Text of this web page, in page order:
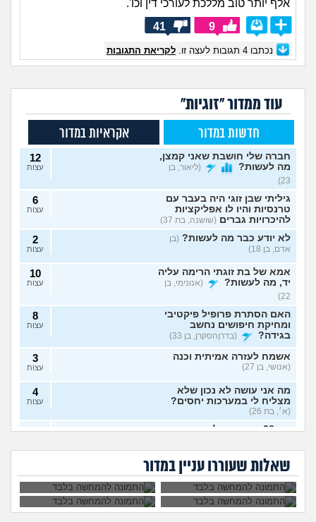
אלף יותר טוב מללכת לעורכי דין וכו'.
9
41
נכתבו 4 תגובות לעצה זו. לקריאת התגובות
עוד ממדור "זוגיות"
חדשות במדור אקראיות במדור
חברה שלי חושבת שאני קמצן,
מה לעשות?
(ליאור, בן
23)
12
עצות
גיליתי שבן זוגי היה בעבר עם
טרנסיות והיו לו אפליקציות
להיכרויות גברים (שושנה, בת 37)
6
עצות
לא יודע כבר מה לעשות? (בן
אדם, בן 18)
2
עצות
אמא של בת זוגתי הרימה עליה
יד, מה לעשות?
(אנונימי, בן
22)
10
עצות
האם הסתרת פרופיל פיקטיבי
ומחיקת חיפושים נחשב
בגידה?
(בדרןהסקרן, בן 33)
8
עצות
אשמח לעזרה אמיתית וכנה
(אנושי, בן 27)
3
עצות
מה אני עושה לא נכון שלא
מצליח לי במערכות יחסים?
(א׳, בת 26)
4
עצות
בת 28 ואף פעם לא הייתי
בדייט ראשון?
(רווקה, בת 28)
6
אקסית מתנהגת מוזר?
(אנונימי,
בן 33)
3
עצות
בחיים לא הייתי בזוגיות ואני לא
יודע איך. איך נכנסים לזוגיות
7
שאלות שעוררו עניין במדור
אבא של בעלי מסתכל
מה לעשות?
האם להתגרש בשביל
ריגוש?
מה לעשות עם
העובדה שאשתי
הרימה עליי ידיים?
הוא התאהב בבחורה